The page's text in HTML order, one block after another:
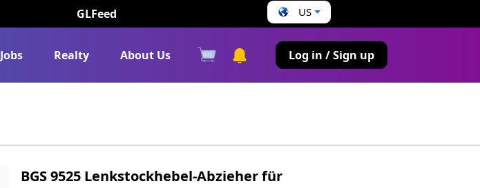
GLFeed US
Jobs Realty About Us Log in / Sign up
BGS 9525 Lenkstockhebel-Abzieher für